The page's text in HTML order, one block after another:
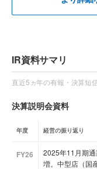
IR資料サマリ
直近5ヵ年の有報・決算短
決算説明会資料
年度 経営の振り返り
FY26
2025年11月期
増。中型店（国